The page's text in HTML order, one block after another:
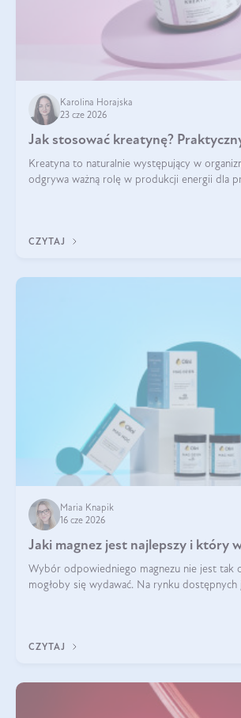
Karolina Horajska
23 cze 2026
Jak stosować kreatynę?
Kreatyna to naturalnie występujący w
odgrywa ważną rolę w produkcji energii dla
CZYTAJ
Maria Knapik
16 cze 2026
Jaki magnez jest najlepszy i który
Wybór odpowiedniego magnezu nie jest tak
mogłoby się wydawać. Na rynku
CZYTAJ